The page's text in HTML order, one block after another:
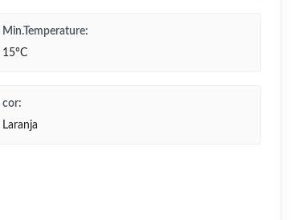
Min.Temperature:
15°C
cor:
Laranja